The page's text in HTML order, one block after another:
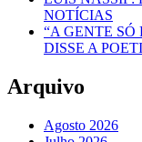
NOTÍCIAS
“A GENTE SÓ
DISSE A
Arquivo
Agosto 2026